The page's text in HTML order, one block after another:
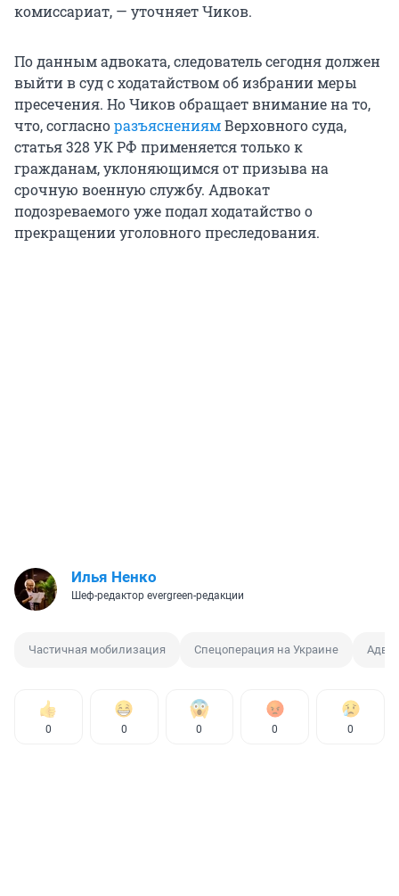
комиссариат, — уточняет Чиков.
По данным адвоката, следователь сегодня должен
выйти в суд с ходатайством об избрании меры
пресечения. Но Чиков обращает внимание на то,
что, согласноразъяснениямВерховного суда,
статья 328 УК РФ применяется только к
гражданам, уклоняющимся от призыва на
срочную военную службу. Адвокат
подозреваемого уже подал ходатайство о
прекращении уголовного преследования.
Илья Ненко
Шеф-редактор evergreen-редакции
Частичная мобилизация Спецоперация на Украине
0 0 0 0 0